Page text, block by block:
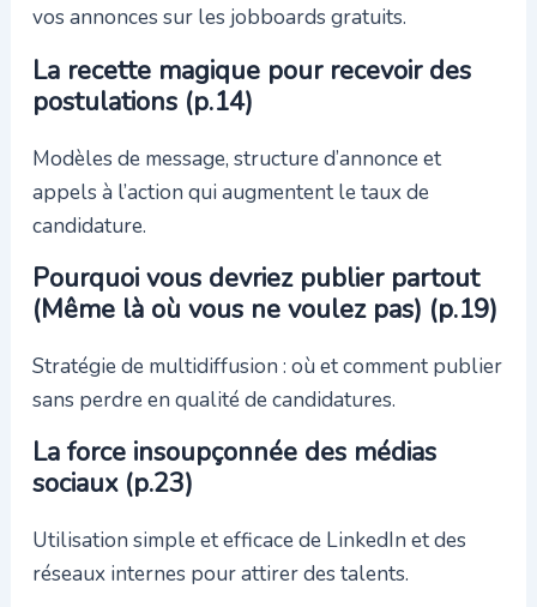
vos annonces sur les jobboards gratuits.
La recette magique pour recevoir des
postulations (p.14)
Modèles de message, structure d’annonce et
appels à l’action qui augmentent le taux de
candidature.
Pourquoi vous devriez publier partout
(Même là où vous ne voulez pas) (p.19)
Stratégie de multidiffusion : où et comment publier
sans perdre en qualité de candidatures.
La force insoupçonnée des médias
sociaux (p.23)
Utilisation simple et efficace de LinkedIn et des
réseaux internes pour attirer des talents.